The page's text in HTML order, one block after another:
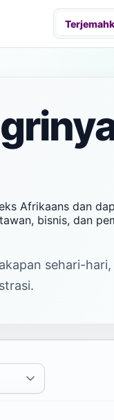
Afrikaans dan
bisnis, dan
sehari-